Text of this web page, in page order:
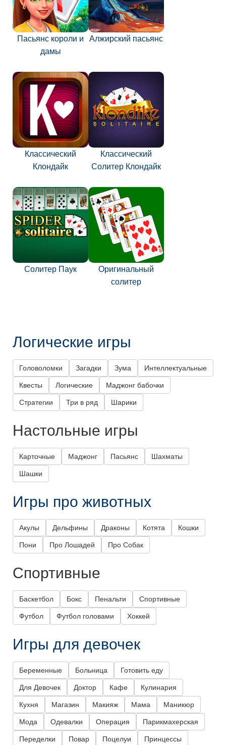
Пасьянс короли и
дамы
Алжирский пасьянс
Классический
Клондайк
Классический
Солитер Клондайк
Солитер Паук
Оригинальный
солитер
Логические игры
Головоломки Загадки Зума Интеллектуальные
Квесты Логические Маджонг бабочки
Стратегии Три в ряд Шарики
Настольные игры
Карточные Маджонг Пасьянс Шахматы
Шашки
Игры про животных
Акулы Дельфины Драконы Котята Кошки
Пони Про Лошадей Про Собак
Спортивные
Баскетбол Бокс Пенальти Спортивные
Футбол Футбол головами Хоккей
Игры для девочек
Беременные Больница Готовить еду
Для Девочек Доктор Кафе Кулинария
Кухня Магазин Макияж Мама Маникюр
Мода Одевалки Операция Парикмахерская
Переделки Повар Поцелуи Принцессы